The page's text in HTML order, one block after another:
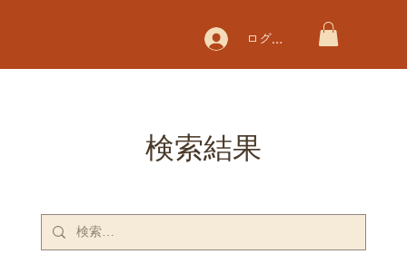
ログイン
検索結果